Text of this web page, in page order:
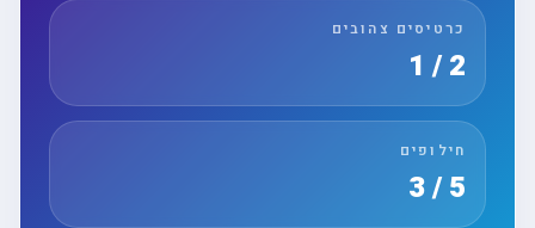
כרטיסים צהובים
חילופים